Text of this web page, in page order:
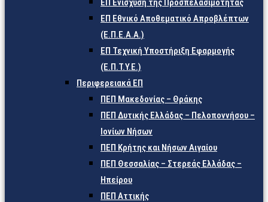
ΕΠ Ενίσχυση της Προσπελασιμότητας
ΕΠ Εθνικό Αποθεματικό Απροβλέπτων
(Ε.Π.Ε.Α.Α.)
ΕΠ Τεχνική Υποστήριξη Εφαρμογής
(Ε.Π.Τ.Υ.Ε.)
Περιφερειακά ΕΠ
ΠΕΠ Μακεδονίας – Θράκης
ΠΕΠ Δυτικής Ελλάδας – Πελοποννήσου –
Ιονίων Νήσων
ΠΕΠ Κρήτης και Νήσων Αιγαίου
ΠΕΠ Θεσσαλίας – Στερεάς Ελλάδας –
Ηπείρου
ΠΕΠ Αττικής